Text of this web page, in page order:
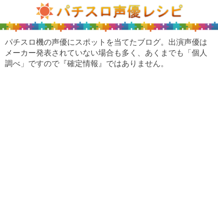
パチスロ機の声優にスポットを当てたブログ。出演声優は
メーカー発表されていない場合も多く、あくまでも「個人
調べ」ですので『確定情報』ではありません。